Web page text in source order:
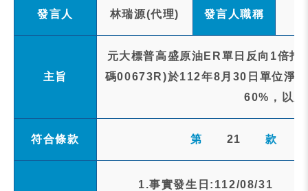
發言人 林瑞源(代理) 發言人職稱
主旨
元大標普高盛原油ER單日反向1倍
碼00673R)於112年8月30日單位淨
60%，以
符合條款 第 21 款
1.事實發生日:112/08/31